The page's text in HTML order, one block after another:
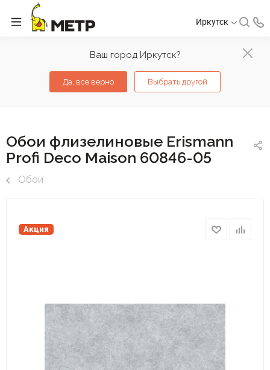
Ваш город Иркутск?
Да, все верно Выбрать другой
Иркутск
Обои флизелиновые Erismann
Profi Deco Maison 60846-05
Обои
Акция